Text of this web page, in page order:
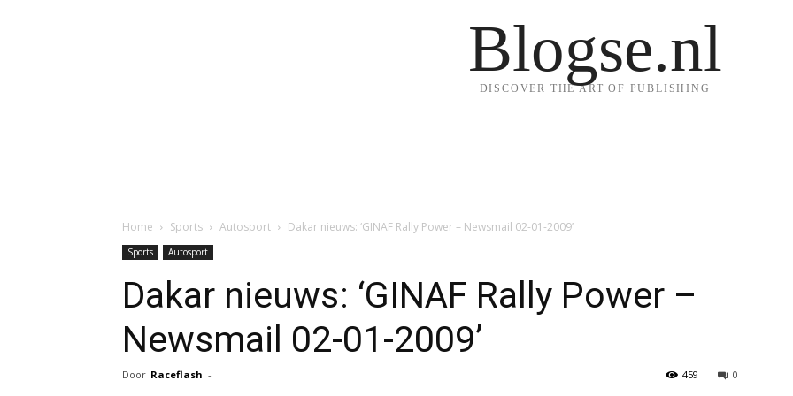
Blogse.nl
DISCOVER THE ART OF PUBLISHING
Home Sports Autosport Dakar nieuws: ‘GINAF Rally Power – Newsmail 02-01-2009’
Sports Autosport
Dakar nieuws: ‘GINAF Rally Power –
Newsmail 02-01-2009’
Door Raceflash - 0
459